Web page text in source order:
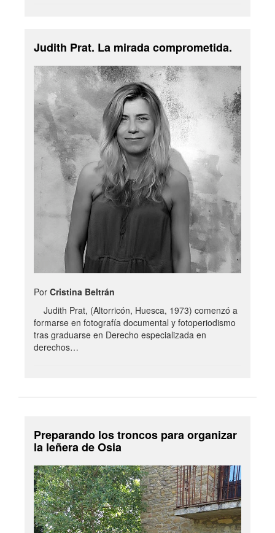
Judith Prat. La mirada comprometida.
Por Cristina Beltrán
Judith Prat, (Altorricón, Huesca, 1973) comenzó a
formarse en fotografía documental y fotoperiodismo
tras graduarse en Derecho especializada en
derechos…
Preparando los troncos para organizar
la leñera de Osia